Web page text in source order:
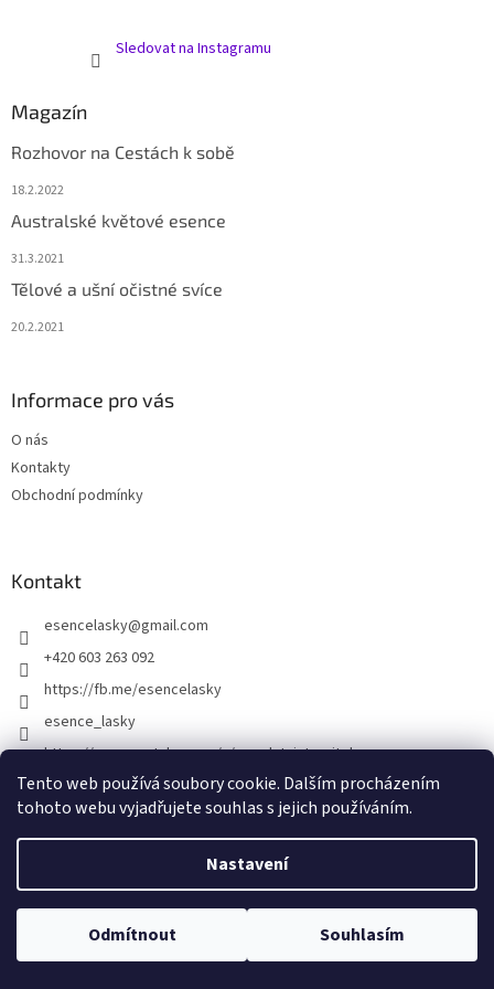
Tento web používá soubory cookie. Dalším procházením
tohoto webu vyjadřujete souhlas s jejich používáním.
Nastavení
Odmítnout Souhlasím
Sledovat na Instagramu
Magazín
Rozhovor na Cestách k sobě
18.2.2022
Australské květové esence
31.3.2021
Tělové a ušní očistné svíce
20.2.2021
Informace pro vás
O nás
Kontakty
Obchodní podmínky
Kontakt
esencelasky@gmail.com
+420 603 263 092
https://fb.me/esencelasky
esence_lasky
https://www.youtube.com/c/poselstvistvoritele
Vytvořil Shoptet